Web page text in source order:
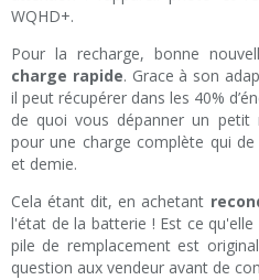
WQHD+.
Pour la recharge, bonne
charge rapide. Grace à son
il peut récupérer dans les 40%
de quoi vous dépanner un
pour une charge complète qui
et demie.
Cela étant dit, en achetant
l'état de la batterie ! Est ce
pile de remplacement est
question aux vendeur avant de